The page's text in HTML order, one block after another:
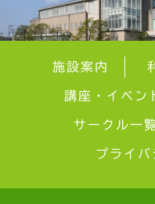
施設案内
講座・イベン
サークル一
プライバ